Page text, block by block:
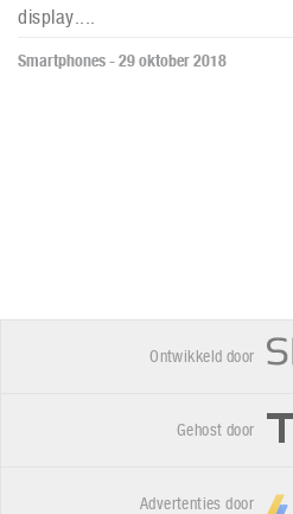
display....
Smartphones - 29 oktober 2018
Ontwikkeld door
Gehost door
Advertenties door